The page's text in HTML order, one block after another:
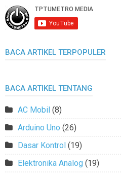
BACA ARTIKEL TERPOPULER
BACA ARTIKEL TENTANG
AC Mobil (8)
Arduino Uno (26)
Dasar Kontrol (19)
Elektronika Analog (19)